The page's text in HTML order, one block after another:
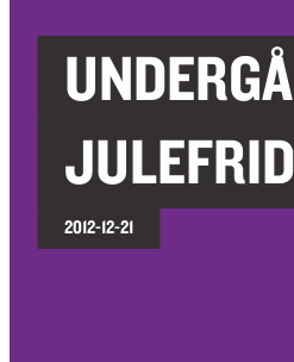
JULEFRID
2012-12-21